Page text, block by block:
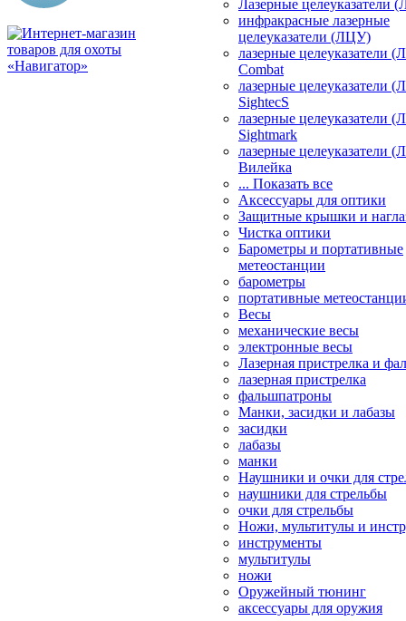
Лазерные целеуказатели
инфракрасные лазерные
целеуказатели (ЛЦУ)
лазерные целеуказатели
Combat
лазерные целеуказатели
SightecS
лазерные целеуказатели
Sightmark
лазерные целеуказатели
Вилейка
... Показать все
Аксессуары для оптики
Защитные крышки и
Чистка оптики
Барометры и портативные
метеостанции
барометры
портативные
Весы
механические весы
электронные весы
Лазерная пристрелка и
лазерная пристрелка
фальшпатроны
Манки, засидки и лабазы
засидки
лабазы
манки
Наушники и очки для
наушники для стрельбы
очки для стрельбы
Ножи, мультитулы и
инструменты
мультитулы
ножи
Оружейный тюнинг
аксессуары для оружия